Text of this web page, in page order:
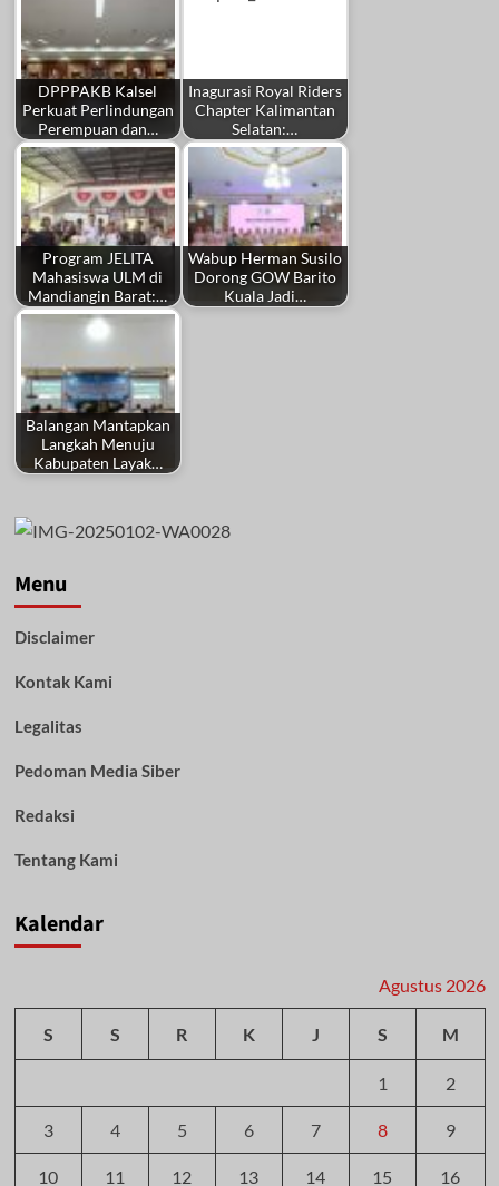
DPPPAKB Kalsel
Perkuat Perlindungan
Perempuan dan…
Inagurasi Royal Riders
Chapter Kalimantan
Selatan:…
Program JELITA
Mahasiswa ULM di
Mandiangin Barat:…
Wabup Herman Susilo
Dorong GOW Barito
Kuala Jadi…
Balangan Mantapkan
Langkah Menuju
Kabupaten Layak…
Menu
Disclaimer
Kontak Kami
Legalitas
Pedoman Media Siber
Redaksi
Tentang Kami
Kalendar
Agustus 2026
S S R K J S M
1 2
3 4 5 6 7 8 9
10 11 12 13 14 15 16